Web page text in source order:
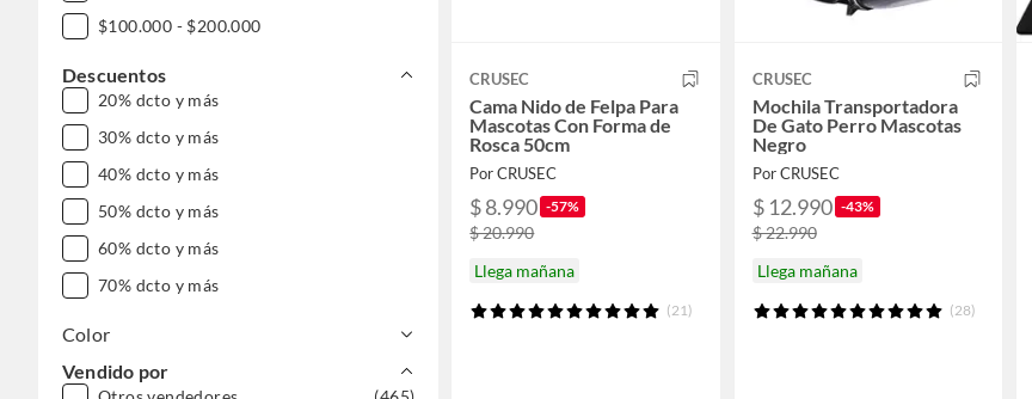
$100.000 - $200.000
Descuentos
20% dcto y más
30% dcto y más
40% dcto y más
50% dcto y más
60% dcto y más
70% dcto y más
Color
Vendido por
CRUSEC
Cama Nido de Felpa Para
Mascotas Con Forma de
Rosca 50cm
Por CRUSEC
$ 8.990 -57%
$ 20.990
Llega mañana
(21)
CRUSEC
Mochila Transportadora
De Gato Perro Mascotas
Negro
Por CRUSEC
$ 12.990 -43%
$ 22.990
Llega mañana
(28)